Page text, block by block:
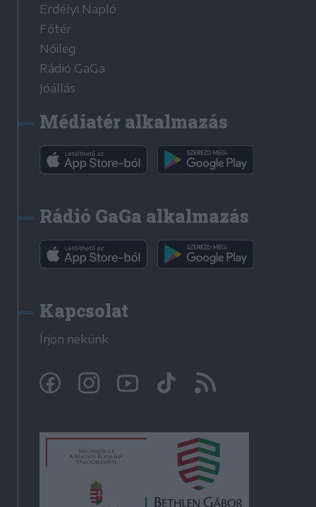
Erdélyi Napló
Főtér
Nőileg
Rádió GaGa
Jóállás
Médiatér alkalmazás
Rádió GaGa alkalmazás
Kapcsolat
Írjon nekünk